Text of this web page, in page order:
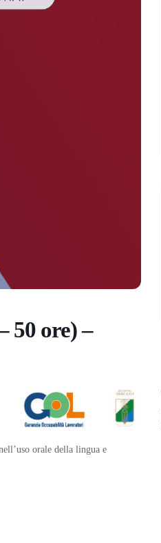
50 ore) –
orale della lingua e